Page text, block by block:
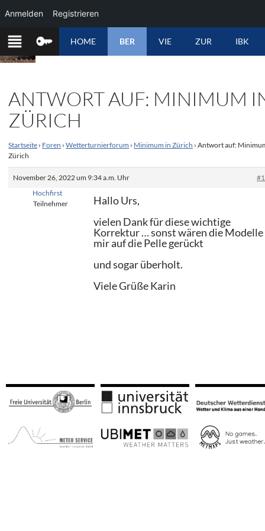
ZUM
INHALT
SPRINGEN
HOME BER VIE ZUR IBK
ANTWORT AUF: MINIMUM
ZÜRICH
Startseite › Foren › Wetterturnierforum › Minimum in Zürich › Antwort auf:
Zürich
November 26, 2022 um 9:34 a.m. Uhr
Hochfirst
Teilnehmer
Hallo Urs,
vielen Dank für diese wichtige
Korrektur … sonst wären die Modelle
mir auf die Pelle gerückt
und sogar überholt.
Viele Grüße Karin
Anmelden Registrieren